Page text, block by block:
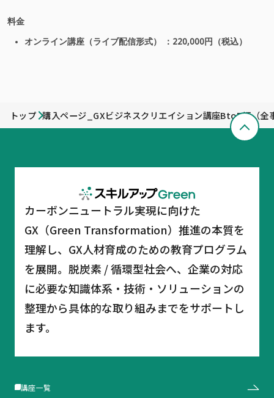
トップ 購入ページ_GXビジネスクリエイション講座BtoB編（全
カーボンニュートラル実現に向けた
GX（Green Transformation）推進の本質を
理解し、GX人材育成のための教育プログラム
を展開。脱炭素 / 循環型社会へ、企業の対応
に必要な知識体系・技術・ソリューションの
整理から具体的な取り組みまでをサポートし
ます。
講座一覧